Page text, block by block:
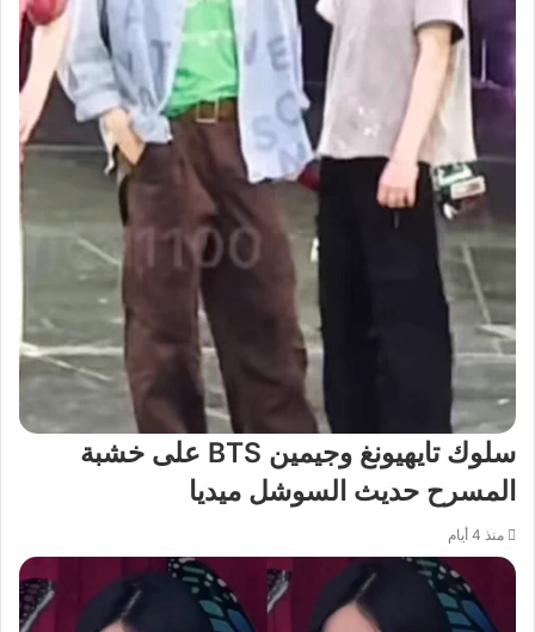
سلوك تايهيونغ وجيمين BTS على خشبة
المسرح حديث السوشل ميديا
منذ 4 أيام